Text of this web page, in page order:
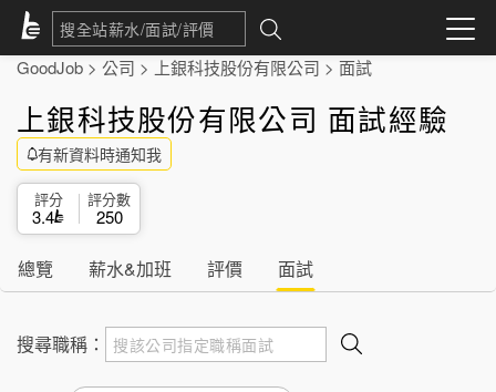
GoodJob > 公司 > 上銀科技股份有限公司 > 面試
上銀科技股份有限公司 面試經驗
有新資料時通知我
評分
3.4
評分數
250
總覽 薪水&加班 評價 面試
搜尋職稱：